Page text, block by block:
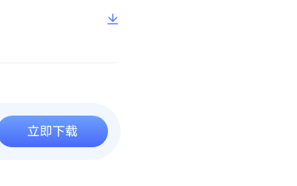
立即下载